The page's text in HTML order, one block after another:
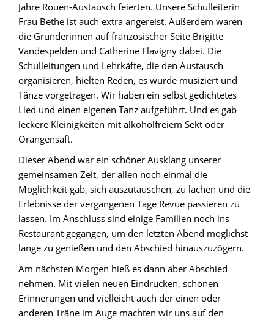
Jahre Rouen-Austausch feierten. Unsere Schulleiterin
Frau Bethe ist auch extra angereist. Außerdem waren
die Gründerinnen auf französischer Seite Brigitte
Vandespelden und Catherine Flavigny dabei. Die
Schulleitungen und Lehrkäfte, die den Austausch
organisieren, hielten Reden, es wurde musiziert und
Tänze vorgetragen. Wir haben ein selbst gedichtetes
Lied und einen eigenen Tanz aufgeführt. Und es gab
leckere Kleinigkeiten mit alkoholfreiem Sekt oder
Orangensaft.
Dieser Abend war ein schöner Ausklang unserer
gemeinsamen Zeit, der allen noch einmal die
Möglichkeit gab, sich auszutauschen, zu lachen und die
Erlebnisse der vergangenen Tage Revue passieren zu
lassen. Im Anschluss sind einige Familien noch ins
Restaurant gegangen, um den letzten Abend möglichst
lange zu genießen und den Abschied hinauszuzögern.
Am nächsten Morgen hieß es dann aber Abschied
nehmen. Mit vielen neuen Eindrücken, schönen
Erinnerungen und vielleicht auch der einen oder
anderen Träne im Auge machten wir uns auf den